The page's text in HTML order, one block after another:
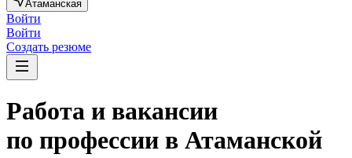
Атаманская
Войти
Войти
Создать резюме
Работа и вакансии
по профессии в Атаманской